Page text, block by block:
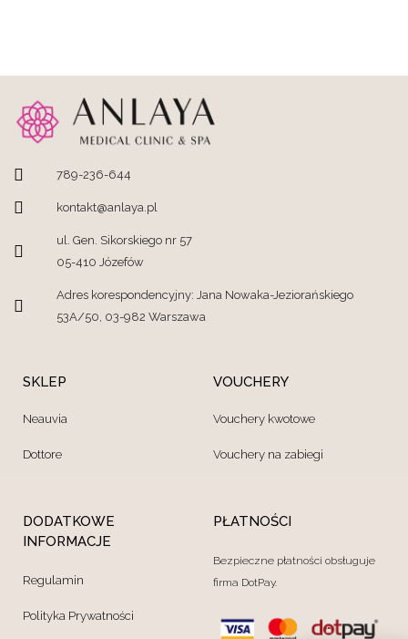
789-236-644
kontakt@anlaya.pl
ul. Gen. Sikorskiego nr 57
05-410 Józefów
Adres korespondencyjny: Jana Nowaka-Jeziorańskiego
53A/50, 03-982 Warszawa
SKLEP
Neauvia
Dottore
VOUCHERY
Vouchery kwotowe
Vouchery na zabiegi
DODATKOWE
INFORMACJE
Regulamin
Polityka Prywatności
PŁATNOŚCI
Bezpieczne płatności obsługuje
firma DotPay.